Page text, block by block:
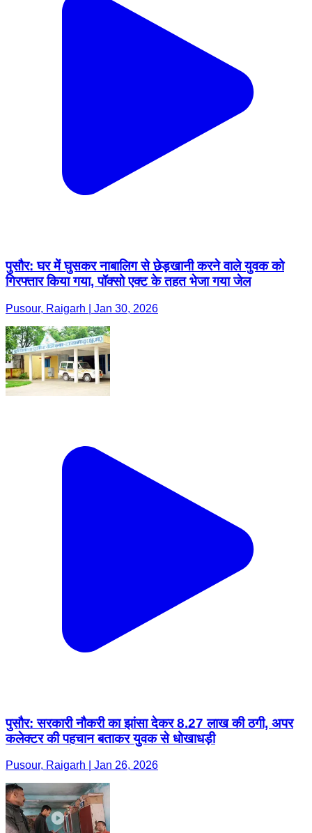
पुसौर: घर में घुसकर नाबालिग से छेड़खानी करने वाले युवक को
गिरफ्तार किया गया, पॉक्सो एक्ट के तहत भेजा गया जेल
Pusour, Raigarh | Jan 30, 2026
पुसौर: सरकारी नौकरी का झांसा देकर 8.27 लाख की ठगी, अपर
कलेक्टर की पहचान बताकर युवक से धोखाधड़ी
Pusour, Raigarh | Jan 26, 2026